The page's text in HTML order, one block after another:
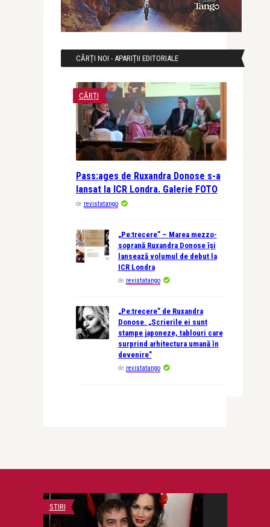
CĂRȚI NOI - APARIȚII EDITORIALE
CĂRȚI
Pass:ages de Ruxandra Donose s-a
lansat la ICR Londra. Galerie FOTO
de revistatango
„Pe:trecere” – Marea mezzo-
soprană Ruxandra Donose își
lansează volumul de debut la
ICR Londra
de revistatango
„Pe:trecere” de Ruxandra
Donose. „Scrierile ei sunt
stampe japoneze, tablouri care
surprind arhitectura umană în
devenire”
de revistatango
STIRI